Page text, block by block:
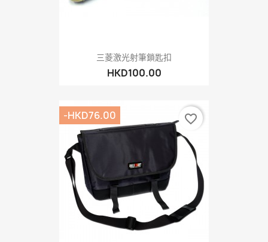
三菱激光射筆鎖匙扣
HKD100.00
-HKD76.00 favorite_border